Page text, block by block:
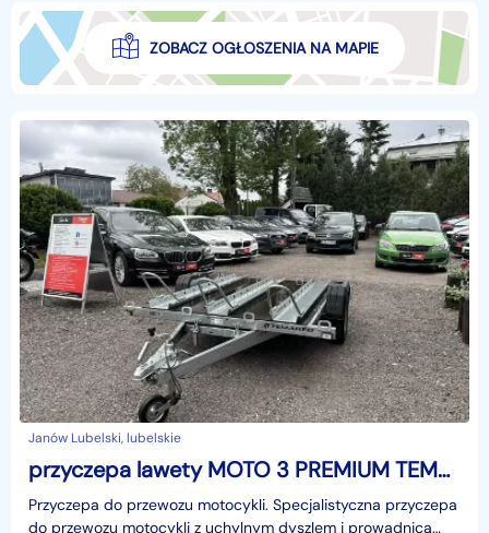
ZOBACZ OGŁOSZENIA NA MAPIE
Janów Lubelski, lubelskie
przyczepa lawety MOTO 3 PREMIUM TEMARED MOTO 3 PREMIUM przyczepa lawety TEMARED MOTO 3 PREMIUM
Przyczepa do przewozu motocykli. Specjalistyczna przyczepa
do przewozu motocykli z uchylnym dyszlem i prowadnicą